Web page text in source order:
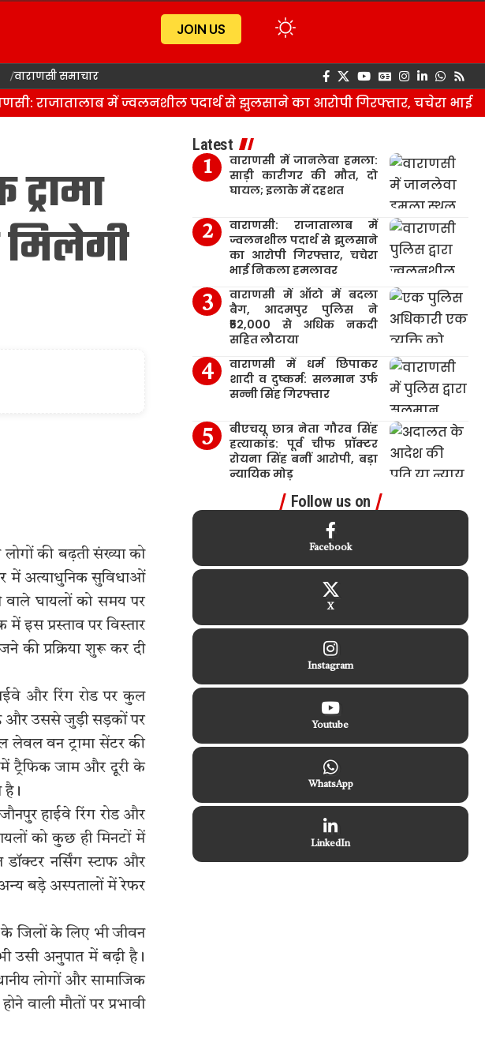
JOIN US
वाराणसी समाचार
राजातालाब में ज्वलनशील पदार्थ से झुलसाने का आरोपी गिरफ्तार, चचेरा भाई
मिलेगी
लोगों की बढ़ती संख्या को
में अत्याधुनिक सुविधाओं
वाले घायलों को समय पर
इस प्रस्ताव पर विस्तार
की प्रक्रिया शुरू कर दी
और रिंग रोड पर कुल
और उससे जुड़ी सड़कों पर
लेवल वन ट्रामा सेंटर की
ट्रैफिक जाम और दूरी के
है।
हाईवे रिंग रोड और
को कुछ ही मिनटों में
नर्सिंग स्टाफ और
बड़े अस्पतालों में रेफर
के जिलों के लिए भी जीवन
उसी अनुपात में बढ़ी है।
लोगों और सामाजिक
वाली मौतों पर प्रभावी
Latest
वाराणसी में जानलेवा हमला:
साड़ी कारीगर की मौत, दो
घायल; इलाके में दहशत
वाराणसी: राजातालाब में
ज्वलनशील पदार्थ से झुलसाने
का आरोपी गिरफ्तार, चचेरा
भाई निकला हमलावर
वाराणसी में ऑटो में बदला
बैग, आदमपुर पुलिस ने
₹52,000 से अधिक नकदी
सहित लौटाया
वाराणसी में धर्म छिपाकर
शादी व दुष्कर्म: सलमान उर्फ
सन्नी सिंह गिरफ्तार
बीएचयू छात्र नेता गौरव सिंह
हत्याकांड: पूर्व चीफ प्रॉक्टर
रोयना सिंह बनीं आरोपी, बड़ा
न्यायिक मोड़
Follow us on
Facebook
X
Instagram
Youtube
WhatsApp
LinkedIn